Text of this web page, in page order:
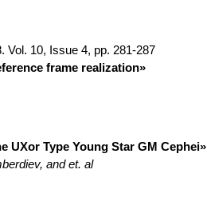
Vol. 10, Issue 4, pp. 281-287
frame realization»
UXor Type Young Star GM Cephei»
and et. al